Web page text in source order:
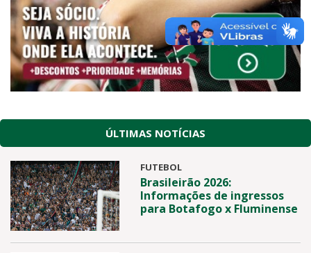
ÚLTIMAS NOTÍCIAS
FUTEBOL
Brasileirão 2026:
Informações de ingressos
para Botafogo x Fluminense